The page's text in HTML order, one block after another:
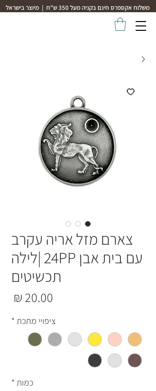
משלוח אקספרס חינם בקניה מעל 350 ש"ח | מיוצר בישראל
צארם מזל אריה עקרב
עם בית אבן 24PP |לילה
תכשיטים
ציפויי מתכת *
כמות *